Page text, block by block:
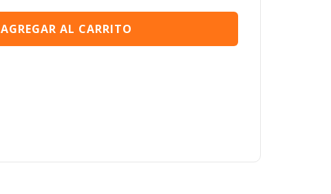
AGREGAR AL CARRITO